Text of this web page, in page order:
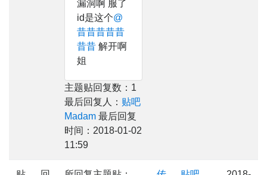
漏洞啊 服了
id是这个@
昔昔昔昔昔
昔昔 解开啊
姐
主题贴回复数：1
最后回复人： 贴吧
Madam 最后回复
时间：2018-01-02
11:59